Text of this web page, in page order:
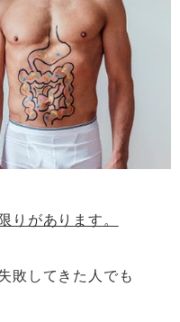
りがあります。
敗してきた人でも